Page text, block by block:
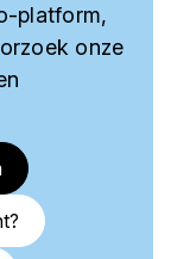
platform,
onze